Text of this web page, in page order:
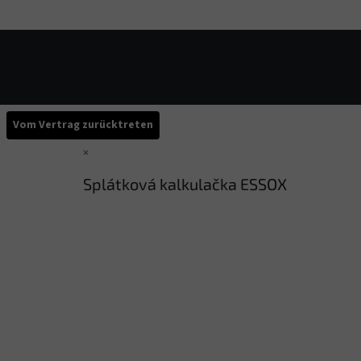
Vom Vertrag zurücktreten
×
Splátková kalkulačka ESSOX